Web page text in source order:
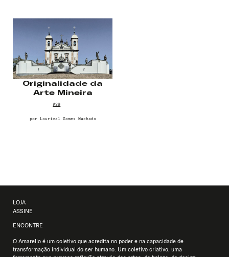
Originalidade da
Arte Mineira
#39
por Lourival Gomes Machado
LOJA
ASSINE
ENCONTRE
O Amarello é um coletivo que acredita no poder e na capacidade de
transformação individual do ser humano. Um coletivo criativo, uma